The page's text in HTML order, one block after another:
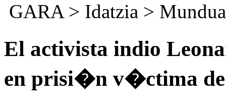
GARA> Idatzia > Mundua
El activista indio
en prisi�n v�ctima